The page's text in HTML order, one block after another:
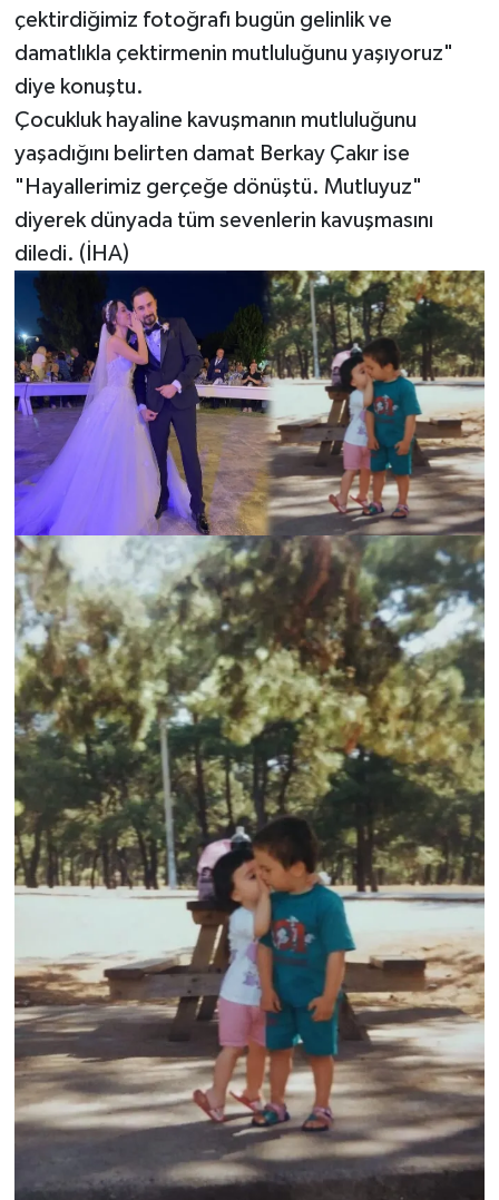
çektirdiğimiz fotoğrafı bugün gelinlik ve
damatlıkla çektirmenin mutluluğunu yaşıyoruz"
diye konuştu.
Çocukluk hayaline kavuşmanın mutluluğunu
yaşadığını belirten damat Berkay Çakır ise
"Hayallerimiz gerçeğe dönüştü. Mutluyuz"
diyerek dünyada tüm sevenlerin kavuşmasını
diledi. (İHA)